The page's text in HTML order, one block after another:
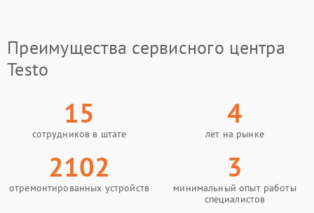
Преимущества сервисного центра
Testo
15
сотрудников в штате
4
лет на рынке
2102
отремонтированных устройств
3
минимальный опыт работы
специалистов